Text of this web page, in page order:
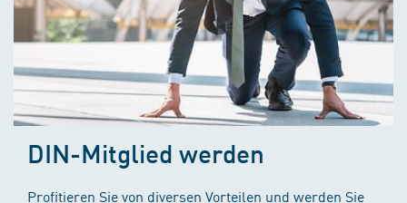
DIN-Mitglied werden
Profitieren Sie von diversen Vorteilen und werden Sie